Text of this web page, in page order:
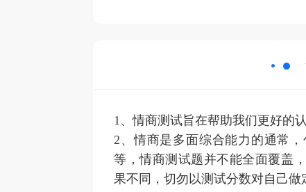
1、情商测试旨在帮助我们更好的
2、情商是多面综合能力的通常
等，情商测试题并不能全面覆盖
果不同，切勿以测试分数对自己做